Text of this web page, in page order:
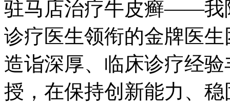
驻马店治疗牛皮癣——我
诊疗医生领衔的金牌医
造诣深厚、临床诊疗经
授，在保持创新能力、